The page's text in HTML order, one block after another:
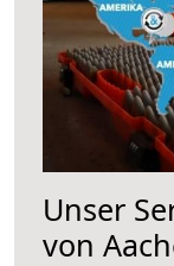
Unser
von